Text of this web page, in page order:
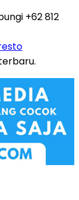
+62 812